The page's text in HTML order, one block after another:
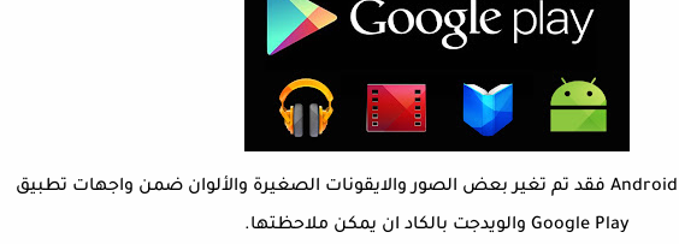
وحسب المصدر Android Police فقد تم تغير بعض الصور والايقونات الصغيرة والألوان ضمن واجهات تطبيق
Google Play والويدجت بالكاد ان يمكن ملاحظتها.